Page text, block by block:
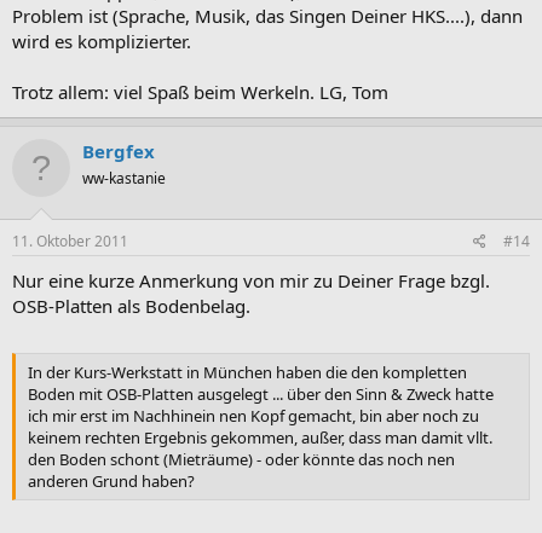
Problem ist (Sprache, Musik, das Singen Deiner HKS....), dann
wird es komplizierter.
Trotz allem: viel Spaß beim Werkeln. LG, Tom
Bergfex
ww-kastanie
11. Oktober 2011 #14
Nur eine kurze Anmerkung von mir zu Deiner Frage bzgl.
OSB-Platten als Bodenbelag.
In der Kurs-Werkstatt in München haben die den kompletten
Boden mit OSB-Platten ausgelegt ... über den Sinn & Zweck hatte
ich mir erst im Nachhinein nen Kopf gemacht, bin aber noch zu
keinem rechten Ergebnis gekommen, außer, dass man damit vllt.
den Boden schont (Mieträume) - oder könnte das noch nen
anderen Grund haben?